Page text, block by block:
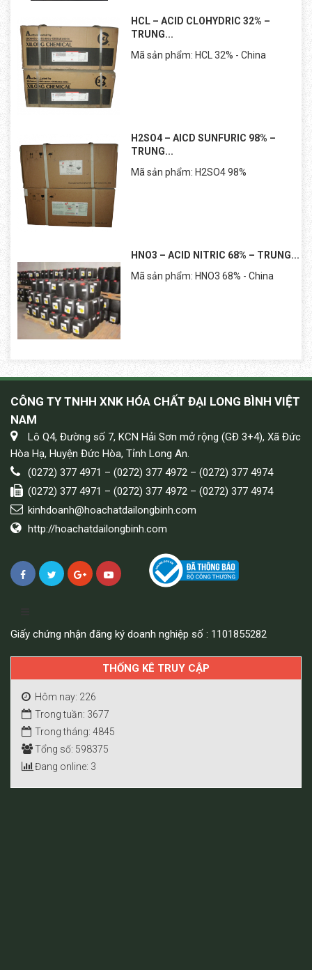
HCL – ACID CLOHYDRIC 32% –
TRUNG...
Mã sản phẩm: HCL 32% - China
H2SO4 – AICD SUNFURIC 98% –
TRUNG...
Mã sản phẩm: H2SO4 98%
HNO3 – ACID NITRIC 68% – TRUNG...
Mã sản phẩm: HNO3 68% - China
CÔNG TY TNHH XNK HÓA CHẤT ĐẠI LONG BÌNH VIỆT
NAM
Lô Q4, Đường số 7, KCN Hải Sơn mở rộng (GĐ 3+4), Xã Đức
Hòa Hạ, Huyện Đức Hòa, Tỉnh Long An.
(0272) 377 4971 – (0272) 377 4972 – (0272) 377 4974
(0272) 377 4971 – (0272) 377 4972 – (0272) 377 4974
kinhdoanh@hoachatdailongbinh.com
http://hoachatdailongbinh.com
Giấy chứng nhận đăng ký doanh nghiệp số : 1101855282
THỐNG KÊ TRUY CẬP
Hôm nay: 226
Trong tuần: 3677
Trong tháng: 4845
Tổng số: 598375
Đang online: 3